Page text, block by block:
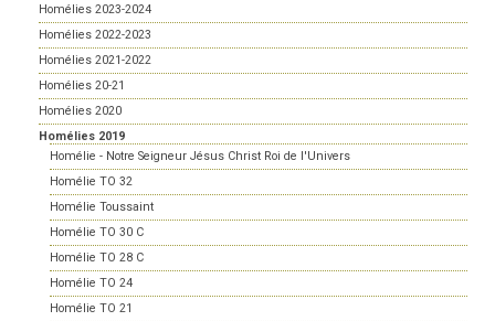
Homélies 2023-2024
Homélies 2022-2023
Homélies 2021-2022
Homélies 20-21
Homélies 2020
Homélies 2019
Homélie - Notre Seigneur Jésus Christ Roi de l'Univers
Homélie TO 32
Homélie Toussaint
Homélie TO 30 C
Homélie TO 28 C
Homélie TO 24
Homélie TO 21